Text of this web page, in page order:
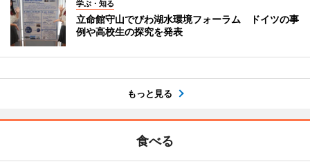
学ぶ・知る
立命館守山でびわ湖水環境フォーラム ドイツの事
例や高校生の探究を発表
もっと見る
食べる